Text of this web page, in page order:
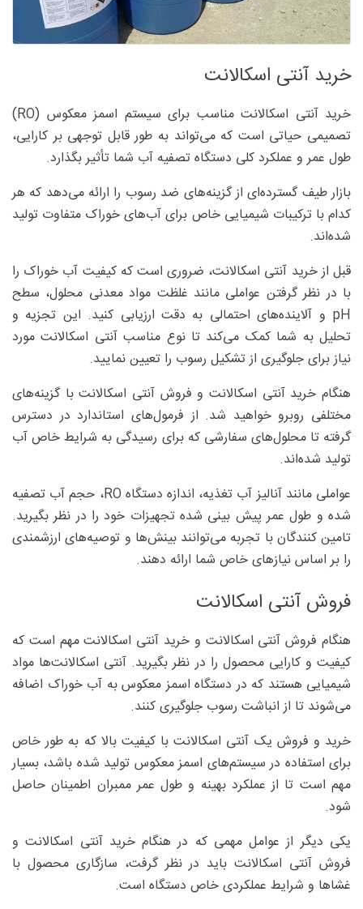
خرید آنتی اسکالانت
خرید آنتی اسکالانت مناسب برای سیستم اسمز معکوس (RO)
تصمیمی حیاتی است که می‌تواند به طور قابل توجهی بر کارایی،
طول عمر و عملکرد کلی دستگاه تصفیه آب شما تأثیر بگذارد.
بازار طیف گسترده‌ای از گزینه‌های ضد رسوب را ارائه می‌دهد که هر
کدام با ترکیبات شیمیایی خاص برای آب‌های خوراک متفاوت تولید
شده‌اند.
قبل از خرید آنتی اسکالانت، ضروری است که کیفیت آب خوراک را
با در نظر گرفتن عواملی مانند غلظت مواد معدنی محلول، سطح
pH و آلاینده‌های احتمالی به دقت ارزیابی کنید. این تجزیه و
تحلیل به شما کمک می‌کند تا نوع مناسب آنتی اسکالانت مورد
نیاز برای جلوگیری از تشکیل رسوب را تعیین نمایید.
هنگام خرید آنتی اسکالانت و فروش آنتی اسکالانت با گزینه‌های
مختلفی روبرو خواهید شد. از فرمول‌های استاندارد در دسترس
گرفته تا محلول‌های سفارشی که برای رسیدگی به شرایط خاص آب
تولید شده‌اند.
عواملی مانند آنالیز آب تغذیه، اندازه دستگاه RO، حجم آب تصفیه
شده و طول عمر پیش بینی شده تجهیزات خود را در نظر بگیرید.
تامین کنندگان با تجربه می‌توانند بینش‌ها و توصیه‌های ارزشمندی
را بر اساس نیازهای خاص شما ارائه دهند.
فروش آنتی اسکالانت
هنگام فروش آنتی اسکالانت و خرید آنتی اسکالانت مهم است که
کیفیت و کارایی محصول را در نظر بگیرید. آنتی اسکالانت‌ها مواد
شیمیایی هستند که در دستگاه اسمز معکوس به آب خوراک اضافه
می‌شوند تا از انباشت رسوب جلوگیری کنند.
خرید و فروش یک آنتی اسکالانت با کیفیت بالا که به طور خاص
برای استفاده در سیستم‌های اسمز معکوس تولید شده باشد، بسیار
مهم است تا از عملکرد بهینه و طول عمر ممبران اطمینان حاصل
شود.
یکی دیگر از عوامل مهمی که در هنگام خرید آنتی اسکالانت و
فروش آنتی اسکالانت باید در نظر گرفت، سازگاری محصول با
غشاها و شرایط عملکردی خاص دستگاه است.